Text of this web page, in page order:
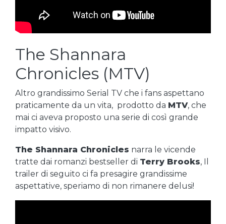
The Shannara
Chronicles (MTV)
Altro grandissimo Serial TV che i fans aspettano
praticamente da un vita, prodotto da MTV, che
mai ci aveva proposto una serie di così grande
impatto visivo.
The Shannara Chronicles narra le vicende
tratte dai romanzi bestseller di Terry Brooks, Il
trailer di seguito ci fa presagire grandissime
aspettative, speriamo di non rimanere delusi!